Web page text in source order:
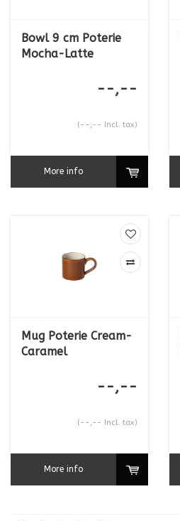
Bowl 9 cm Poterie
Mocha-Latte
--,--
(--,-- Incl. tax)
More info
Mug Poterie Cream-
Caramel
--,--
(--,-- Incl. tax)
More info